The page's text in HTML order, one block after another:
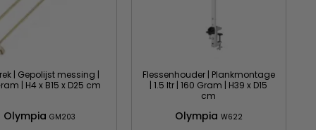
| Gepolijst messing |
| H4 x B15 x D25 cm
Olympia GM203
Flessenhouder | Plankmontage
| 1.5 ltr | 160 Gram | H39 x D15
cm
Olympia W622